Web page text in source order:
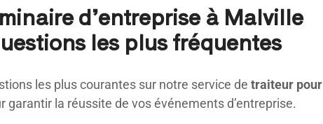
les plus courantes sur notre service de traiteur pour
garantir la réussite de vos événements d’entreprise.
d’entreprise à Malville
les plus fréquentes